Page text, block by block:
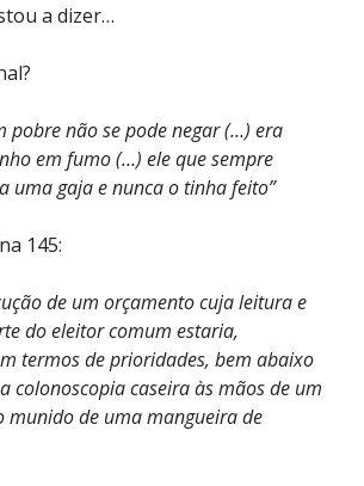
a dizer…
pobre não se pode negar (…) era
em fumo (…) ele que sempre
uma gaja e nunca o tinha feito”
145:
de um orçamento cuja leitura e
do eleitor comum estaria,
termos de prioridades, bem abaixo
colonoscopia caseira às mãos de um
munido de uma mangueira de